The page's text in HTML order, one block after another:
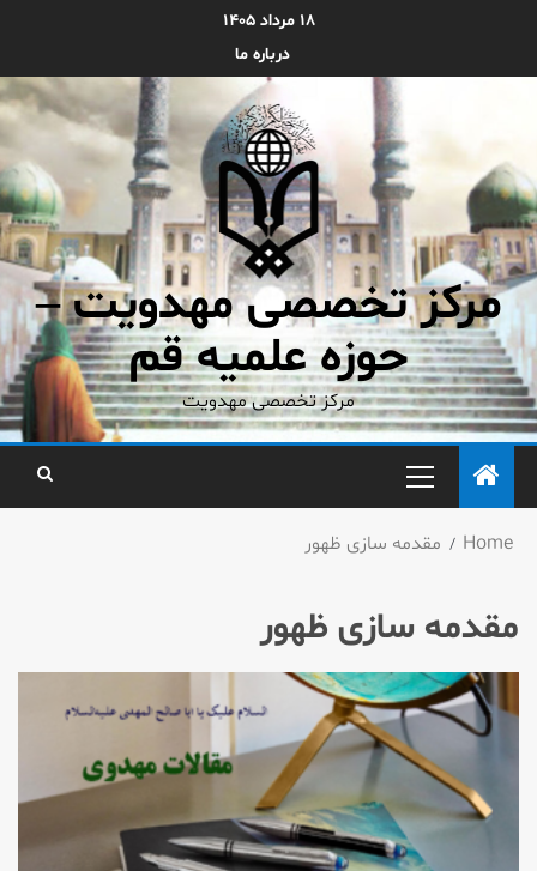
۱۸ مرداد ۱۴۰۵
درباره ما
مرکز تخصصی مهدویت –
حوزه علمیه قم
مرکز تخصصی مهدویت
Home مقدمه سازی ظهور
مقدمه سازی ظهور